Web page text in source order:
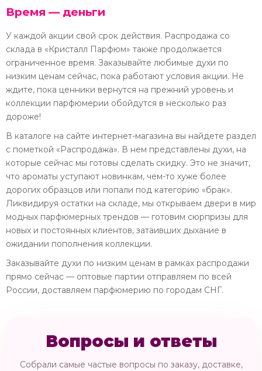
Время — деньги
У каждой акции свой срок действия. Распродажа со
склада в «Кристалл Парфюм» также продолжается
ограниченное время. Заказывайте любимые духи по
низким ценам сейчас, пока работают условия акции. Не
ждите, пока ценники вернутся на прежний уровень и
коллекции парфюмерии обойдутся в несколько раз
дороже!
В каталоге на сайте интернет-магазина вы найдете раздел
с пометкой «Распродажа». В нем представлены духи, на
которые сейчас мы готовы сделать скидку. Это не значит,
что ароматы уступают новинкам, чем-то хуже более
дорогих образцов или попали под категорию «брак».
Ликвидируя остатки на складе, мы открываем двери в мир
модных парфюмерных трендов — готовим сюрпризы для
новых и постоянных клиентов, затаивших дыхание в
ожидании пополнения коллекции.
Заказывайте духи по низким ценам в рамках распродажи
прямо сейчас — оптовые партии отправляем по всей
России, доставляем парфюмерию по городам СНГ.
Вопросы и ответы
Собрали самые частые вопросы по заказу, доставке,